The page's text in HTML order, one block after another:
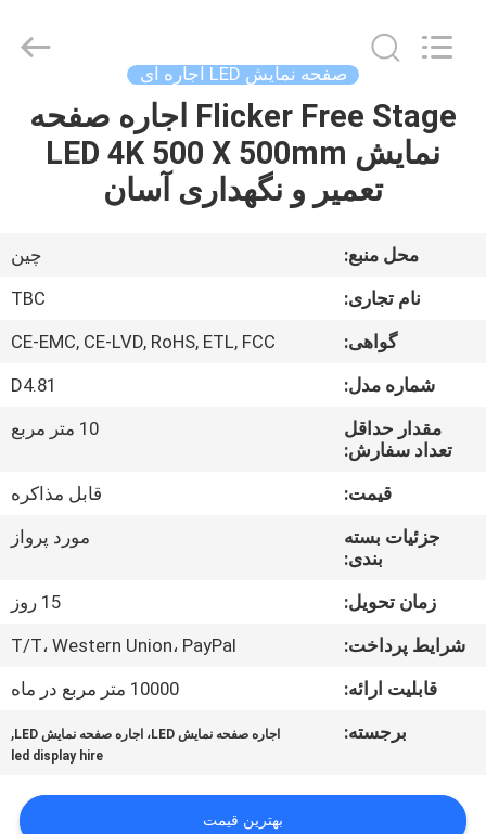
خانه
محصولات
نمایش
دربارهی
کارخانه
کیفیت
اخبار
Creation
Limited.
صفحه نمایش LED اجاره ای
Flicker Free Stage اجاره صفحه
نمایش LED 4K 500 X 500mm
تعمیر و نگهداری آسان
محل منبع:
چین
نام تجاری:
TBC
گواهی:
CE-EMC, CE-LVD, RoHS, ETL, FCC
شماره مدل:
D4.81
مقدار حداقل
تعداد سفارش:
10 متر مربع
قیمت:
قابل مذاکره
جزئیات بسته
بندی:
مورد پرواز
زمان تحویل:
15 روز
شرایط پرداخت:
T/T، Western Union، PayPal
قابلیت ارائه:
10000 متر مربع در ماه
برجسته:
اجاره صفحه نمایش LED، اجاره صفحه نمایش LED ,
led display hire
بهترین قیمت